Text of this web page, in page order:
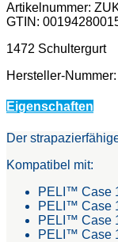
Artikelnummer:
GTIN:
1472 Schultergurt
Hersteller-
Eigenschaften
Der
Kompatibel mit:
PELI™ Case
PELI™ Case
PELI™ Case
PELI™ Case